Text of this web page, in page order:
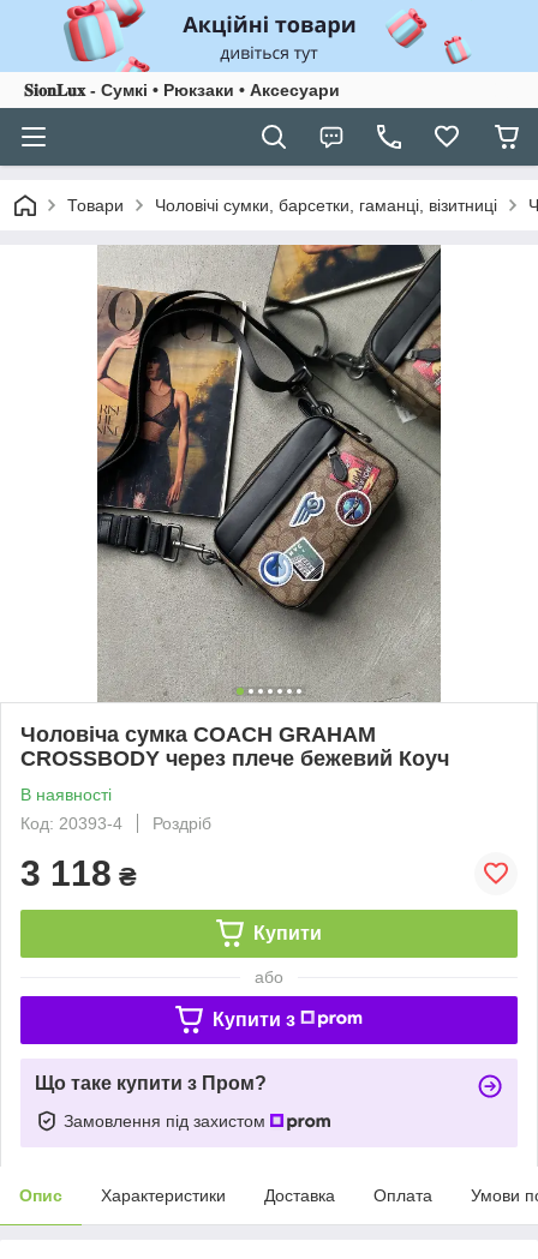
𝐒𝐢𝐨𝐧𝐋𝐮𝐱 - Сумкі • Рюкзаки • Аксесуари
Товари Чоловічі сумки, барсетки, гаманці, візитниці
Чоловіча сумка COACH GRAHAM
CROSSBODY через плече бежевий Коуч
В наявності
Код: 20393-4
Роздріб
3 118 ₴
Купити
або
Купити з
Що таке купити з Пром?
Замовлення під захистом
Опис Характеристики Доставка Оплата Умови